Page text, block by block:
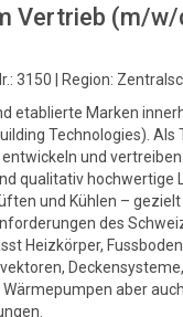
Vertrieb (m/w/
3150 | Region:
etablierte Marken
Technologies). Als
und
qualitativ hochwertige
und Kühlen – gezielt
des
Heizkörper,
Deckensysteme,
aber auch